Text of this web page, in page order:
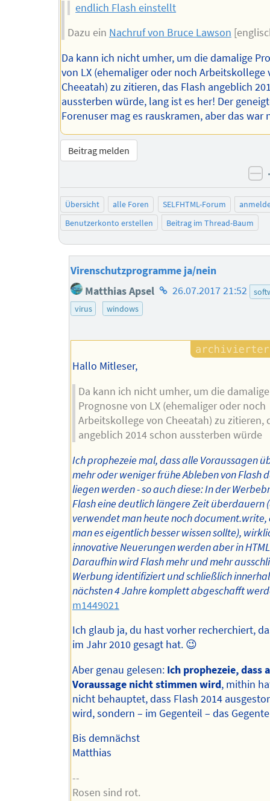
endlich Flash einstellt
Dazu ein Nachruf von Bruce Lawson
Da kann ich nicht umher, um die damalige
von LX (ehemaliger oder noch Arbeitskollege
Cheeatah) zu zitieren, das Flash angeblich
aussterben würde, lang ist es her! Der
Forenuser mag es rauskramen, aber das war
Beitrag melden
Übersicht alle Foren SELFHTML-Forum
Benutzerkonto erstellen
Beitrag im Thread-Baum
Virenschutzprogramme ja/nein
Matthias Apsel Homepage
26.07.2017 21:52
virus
windows
Hallo Mitleser,
Da kann ich nicht umher, um die damalige
Prognosne von LX (ehemaliger oder noch
Arbeitskollege von Cheeatah) zu zitieren,
angeblich 2014 schon aussterben würde
Ich prophezeie mal, dass alle Voraussagen
mehr oder weniger frühe Ableben von Flash
liegen werden - so auch diese: In der
Flash eine deutlich längere Zeit überdauern
verwendet man heute noch document.write,
man es eigentlich besser wissen sollte),
innovative Neuerungen werden aber in
Daraufhin wird Flash mehr und mehr
Werbung identifiziert und schließlich
nächsten 4 Jahre komplett abgeschafft
m1449021
Ich glaub ja, du hast vorher recherchiert,
im Jahr 2010 gesagt hat. 😉
Aber genau gelesen: Ich prophezeie, dass
Voraussage nicht stimmen wird, mithin
nicht behauptet, dass Flash 2014
wird, sondern – im Gegenteil – das
Bis demnächst
Matthias
--
Rosen sind rot.